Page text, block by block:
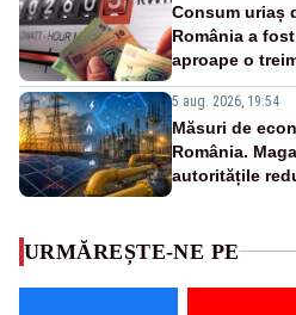
Consum uriaș
România a
aproape o
5 aug. 2026, 19:54
Măsuri de
România.
autoritățile
URMĂREȘTE-NE PE